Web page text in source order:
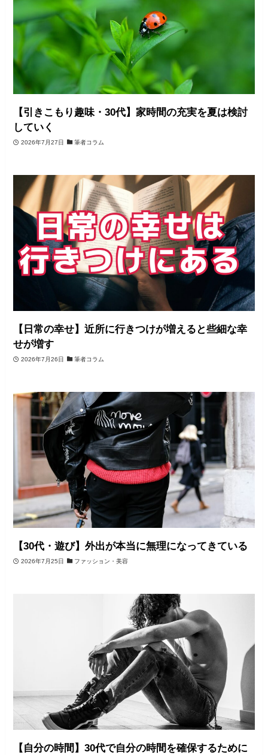
【引きこもり趣味・30代】家時間の充実を夏は検討
していく
2026年7月27日 筆者コラム
【日常の幸せ】近所に行きつけが増えると些細な幸
せが増す
2026年7月26日 筆者コラム
【30代・遊び】外出が本当に無理になってきている
2026年7月25日 ファッション・美容
【自分の時間】30代で自分の時間を確保するために